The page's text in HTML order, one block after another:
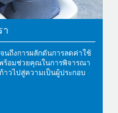
า
ถึงการผลักดันการลดค่าใช้
ร้อมช่วยคุณในการพิจารณา
วไปสู่ความเป็นผู้ประกอบ